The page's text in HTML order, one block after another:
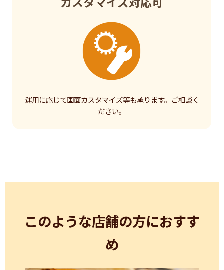
運用に応じて画面カスタマイズ等も承ります。ご相談く
ださい。
このような店舗の方におすす
め